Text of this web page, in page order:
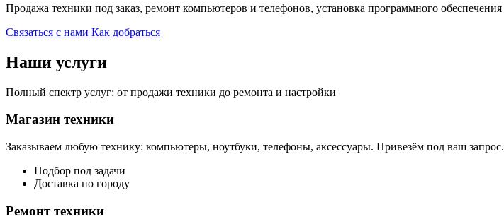
Продажа техники под заказ, ремонт компьютеров и телефонов, установка программного обеспечения
Связаться с нами Как добраться
Наши услуги
Полный спектр услуг: от продажи техники до ремонта и настройки
Магазин техники
Заказываем любую технику: компьютеры, ноутбуки, телефоны, аксессуары. Привезём под ваш запрос.
Подбор под задачи
Доставка по городу
Ремонт техники